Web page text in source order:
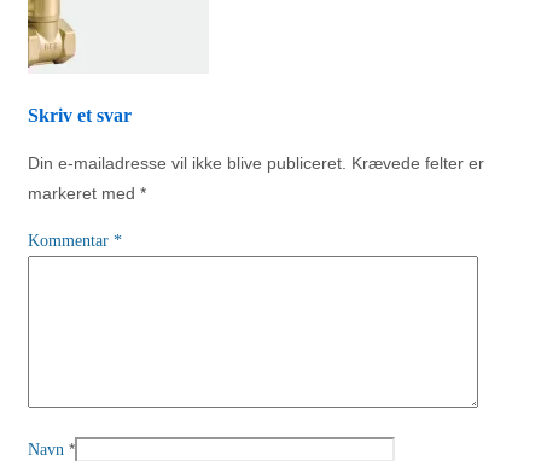
Skriv et svar
Din e-mailadresse vil ikke blive publiceret. Krævede felter er
markeret med *
Kommentar *
Navn *